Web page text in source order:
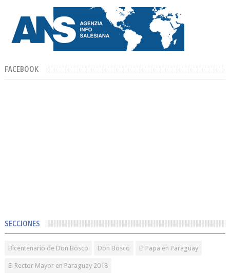
FACEBOOK
SECCIONES
Bicentenario de Don Bosco Don Bosco El Papa en Paraguay
El Rector Mayor en Paraguay 2018